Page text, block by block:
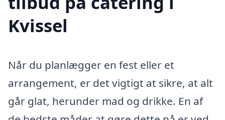
Kvissel
Når du planlægger en fest eller et
arrangement, er det vigtigt at sikre, at alt
går glat, herunder mad og drikke. En af